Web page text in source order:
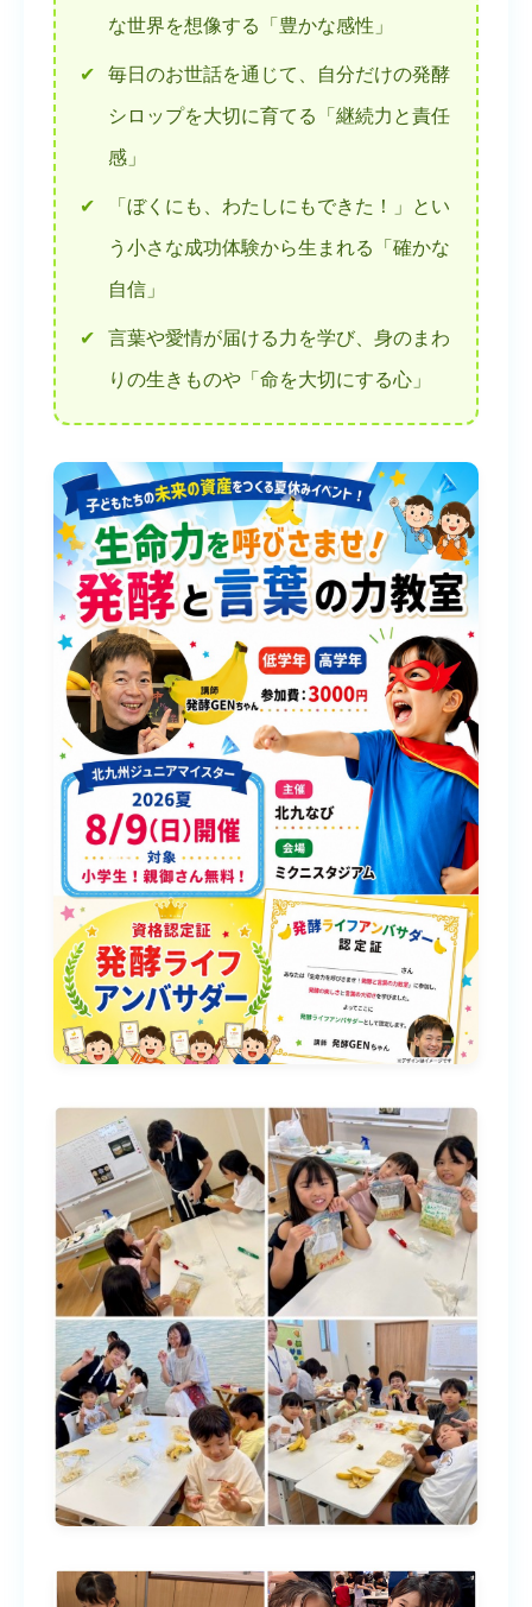
な世界を想像する「豊かな感性」
✔ 毎日のお世話を通じて、自分だけの発酵
シロップを大切に育てる「継続力と責任
感」
✔
「ぼくにも、わたしにもできた！」とい
う小さな成功体験から生まれる「確かな
自信」
✔ 言葉や愛情が届ける力を学び、身のまわ
りの生きものや「命を大切にする心」